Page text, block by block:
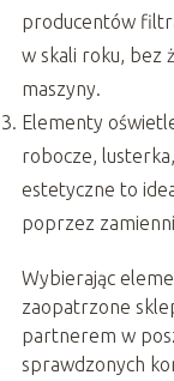
producentów
w skali roku, bez
maszyny.
Elementy
robocze,
estetyczne to
poprzez
Wybierając
zaopatrzone
partnerem w
sprawdzonych